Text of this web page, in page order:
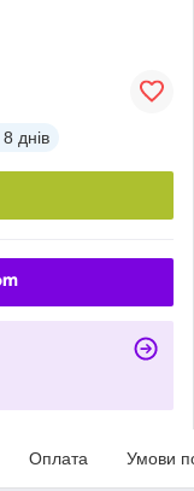
8 днів
Оплата Умови